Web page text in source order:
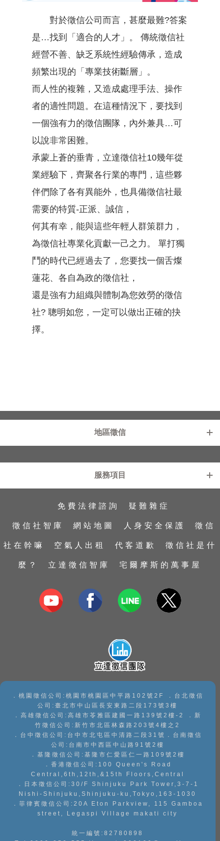
對於徵信公司而言，甚麼最難?答案
是…找到「適合的人才」。 傳統徵信社
經營不善、缺乏系統性經驗傳承，造成
頻繁出現的「專業技術斷層」。
而人性的複雜，又造成處理手法、操作
者的適性問題。在這種情況下，要找到
一個強有力的徵信團隊，內外兼具…可
以說非常困難。
承蒙上蒼的垂青，立達徵信社10幾年從
業經驗下，齊聚各行業的專門，這些夥
伴們除了各有異能外，也具備徵信社最
需要的特質-正派、誠信，
何其有幸，能與這些年輕人群策群力，
為徵信社專業化貢獻一己之力。 單打獨
鬥的時代已經過去了，您要找一個舌燦
蓮花、各自為政的徵信社，
還是強有力組織與體制為您效勞的徵信
社? 聰明如您，一定可以做出正確的抉
擇。
地區徵信
新北徵信社
新竹徵信社
台中徵信社
台南徵信社
基隆徵信社
雲林徵信社
彰化徵信社
宜蘭徵信社
台東徵信社
服務項目
工商徵信
行蹤蒐證
家暴及兒童虐待蒐證
子女行蹤調查
手機資料救援
外遇診療室
外遇蒐證
抓姦
感情挽回
免費法律諮詢 疑難雜症
徵信社智庫 網站地圖 人身安全保護 徵信
社在幹嘛 空氣人出租 代客道歉 徵信社是什
麼？ 立達徵信智庫 宅爾摩斯的萬事屋
．桃園徵信公司:桃園市桃園區中平路102號2F ．台北徵信
公司:臺北市中山區長安東路二段173號3樓
．高雄徵信公司:高雄市苓雅區建國一路139號2樓-2 ．新
竹徵信公司:新竹市北區林森路203號4樓之2
．台中徵信公司:台中市北屯區中清路二段31號．台南徵信
公司:台南市中西區中山路91號2樓
．基隆徵信公司:基隆市仁愛區仁一路109號2樓
．香港徵信公司:100 Queen's Road
Central,6th,12th,&15th Floors,Central
．日本徵信公司:30/F Shinjuku Park Tower,3-7-1
Nishi-Shinjuku,Shinjuku-ku,Tokyo,163-1030
．菲律賓徵信公司:20A Eton Parkview, 115 Gamboa
street, Legaspi Village makati city
統一編號:82780898